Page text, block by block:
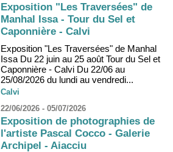
Exposition "Les Traversées" de
Manhal Issa - Tour du Sel et
Caponnière - Calvi
Exposition "Les Traversées" de Manhal
Issa Du 22 juin au 25 août Tour du Sel et
Caponnière - Calvi Du 22/06 au
25/08/2026 du lundi au vendredi...
Calvi
22/06/2026 - 05/07/2026
Exposition de photographies de
l'artiste Pascal Cocco - Galerie
Archipel - Aiacciu